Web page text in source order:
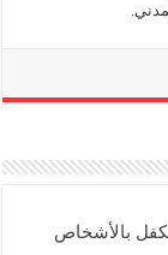
بالأشخاص